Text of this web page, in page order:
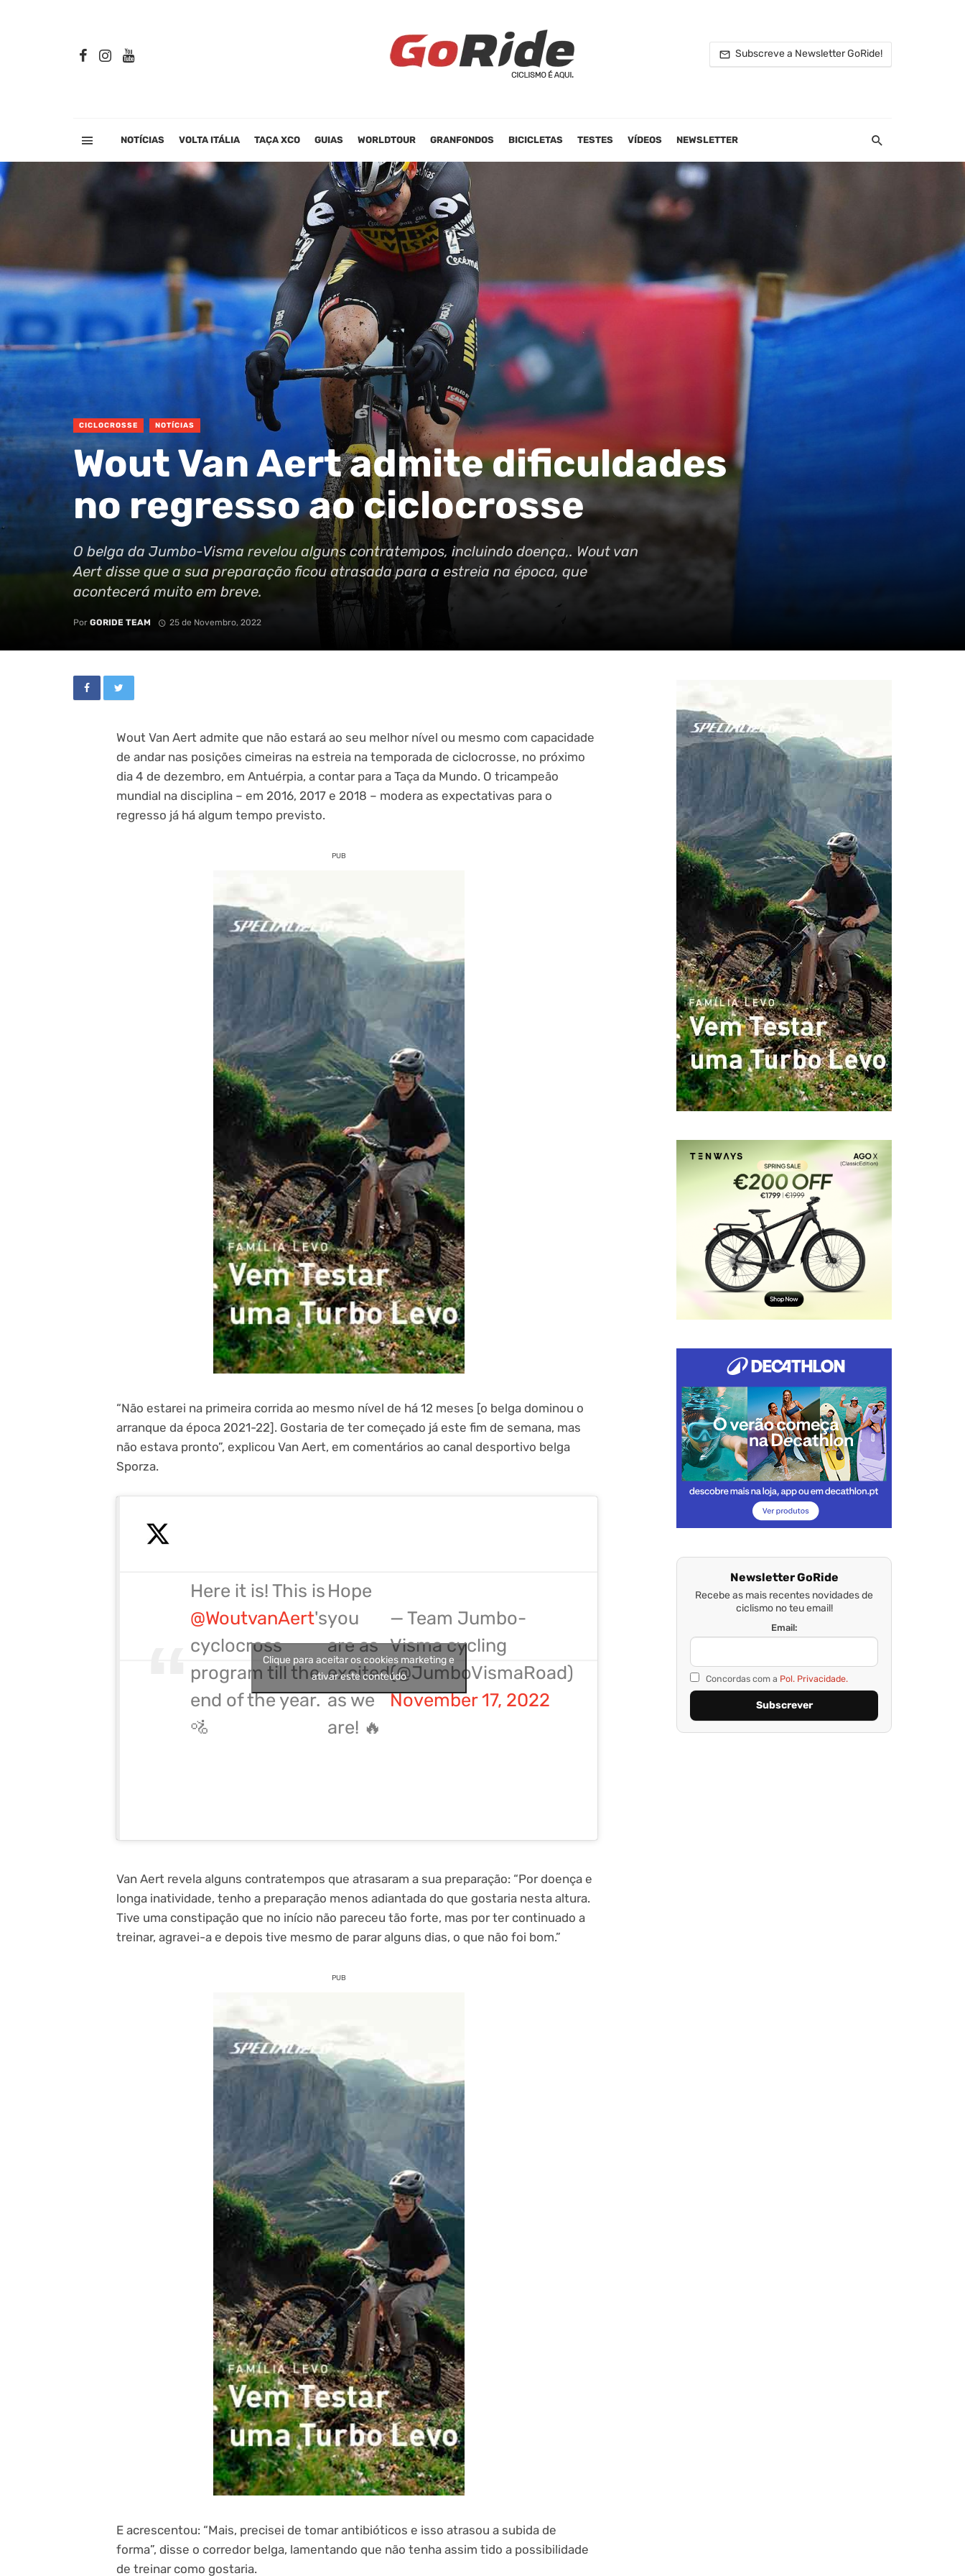
Subscreve a Newsletter GoRide!
NOTÍCIAS VOLTA ITÁLIA TAÇA XCO GUIAS WORLDTOUR GRANFONDOS BICICLETAS TESTES VÍDEOS NEWSLETTER
CICLOCROSSE NOTÍCIAS
Wout Van Aert admite dificuldades
no regresso ao ciclocrosse
O belga da Jumbo-Visma revelou alguns contratempos, incluindo doença,. Wout van
Aert disse que a sua preparação ficou atrasada para a estreia na época, que
acontecerá muito em breve.
Por GORIDE TEAM 25 de Novembro, 2022
Wout Van Aert admite que não estará ao seu melhor nível ou mesmo com capacidade
de andar nas posições cimeiras na estreia na temporada de ciclocrosse, no próximo
dia 4 de dezembro, em Antuérpia, a contar para a Taça da Mundo. O tricampeão
mundial na disciplina – em 2016, 2017 e 2018 – modera as expectativas para o
regresso já há algum tempo previsto.
PUB
“Não estarei na primeira corrida ao mesmo nível de há 12 meses [o belga dominou o
arranque da época 2021-22]. Gostaria de ter começado já este fim de semana, mas
não estava pronto”, explicou Van Aert, em comentários ao canal desportivo belga
Sporza.
Here it is! This is
@WoutvanAert's
cyclocross
program till the
end of the year.
🚵
Hope
you
are as
excited
as we
are! 🔥
— Team Jumbo-
Visma cycling
(@JumboVismaRoad)
November 17, 2022
Clique para aceitar os cookies marketing e
ativar este conteúdo
Van Aert revela alguns contratempos que atrasaram a sua preparação: “Por doença e
longa inatividade, tenho a preparação menos adiantada do que gostaria nesta altura.
Tive uma constipação que no início não pareceu tão forte, mas por ter continuado a
treinar, agravei-a e depois tive mesmo de parar alguns dias, o que não foi bom.”
PUB
E acrescentou: “Mais, precisei de tomar antibióticos e isso atrasou a subida de
forma”, disse o corredor belga, lamentando que não tenha assim tido a possibilidade
de treinar como gostaria.
Newsletter GoRide
Recebe as mais recentes novidades de
ciclismo no teu email!
Email:
Concordas com a Pol. Privacidade.